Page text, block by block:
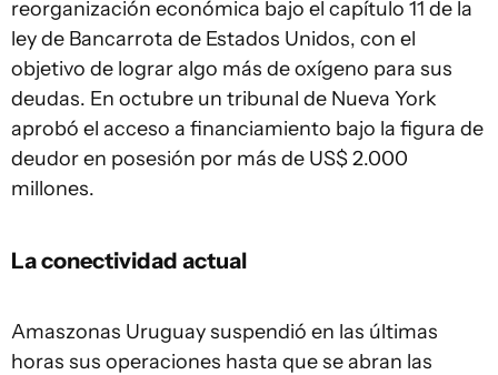
reorganización económica bajo el capítulo 11 de la
ley de Bancarrota de Estados Unidos, con el
objetivo de lograr algo más de oxígeno para sus
deudas. En octubre un tribunal de Nueva York
aprobó el acceso a financiamiento bajo la figura de
deudor en posesión por más de US$ 2.000
millones.
La conectividad actual
Amaszonas Uruguay suspendió en las últimas
horas sus operaciones hasta que se abran las